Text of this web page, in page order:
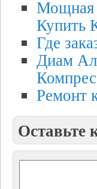
Мощная
Купить
Где
Диам
Ремонт
Оставьте